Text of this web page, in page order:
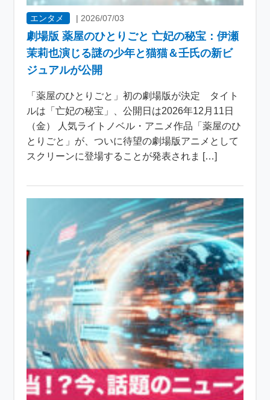
エンタメ | 2026/07/03
劇場版 薬屋のひとりごと 亡妃の秘宝：伊瀬
茉莉也演じる謎の少年と猫猫＆壬氏の新ビ
ジュアルが公開
「薬屋のひとりごと」初の劇場版が決定 タイト
ルは「亡妃の秘宝」、公開日は2026年12月11日
（金） 人気ライトノベル・アニメ作品「薬屋のひ
とりごと」が、ついに待望の劇場版アニメとして
スクリーンに登場することが発表されま […]